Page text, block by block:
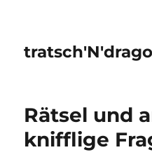
Rätsel und
knifflige